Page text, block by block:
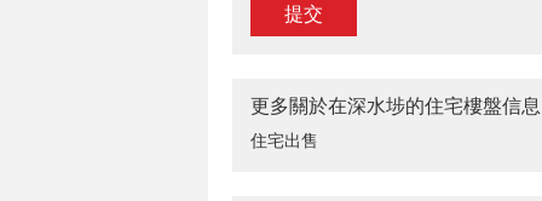
提交
更多關於在深水埗的住宅樓盤信息
住宅出售